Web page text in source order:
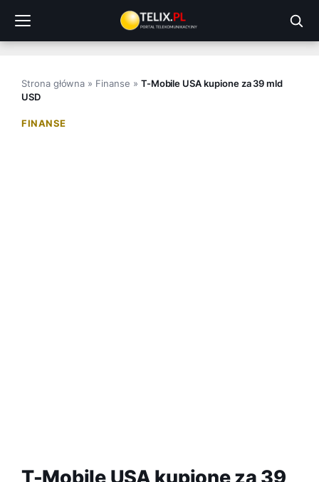
treści
Strona główna » Finanse » T-Mobile USA kupione za 39 mld
USD
FINANSE